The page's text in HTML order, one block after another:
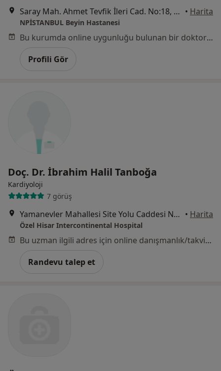
Saray Mah. Ahmet Tevfik İleri Cad. No:18, Ümraniye, Ümraniye • Harita
NPİSTANBUL Beyin Hastanesi
Bu kurumda online uygunluğu bulunan bir doktor veya uzman bulunamadı
Profili Gör
Doç. Dr. İbrahim Halil Tanboğa
Kardiyoloji
7 görüş
Yamanevler Mahallesi Site Yolu Caddesi No:7, Ümraniye • Harita
Özel Hisar Intercontinental Hospital
Bu uzman ilgili adres için online danışmanlık/takvim sunmuyor.
Randevu talep et